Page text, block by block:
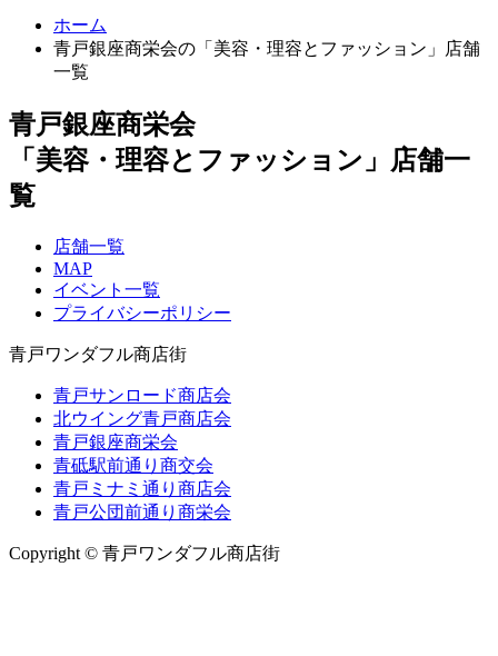
ホーム
青戸銀座商栄会の「美容・理容とファッション」店舗
一覧
青戸銀座商栄会
「美容・理容とファッション」店舗一
覧
店舗一覧
MAP
イベント一覧
プライバシーポリシー
青戸ワンダフル商店街
青戸サンロード商店会
北ウイング青戸商店会
青戸銀座商栄会
青砥駅前通り商交会
青戸ミナミ通り商店会
青戸公団前通り商栄会
Copyright © 青戸ワンダフル商店街